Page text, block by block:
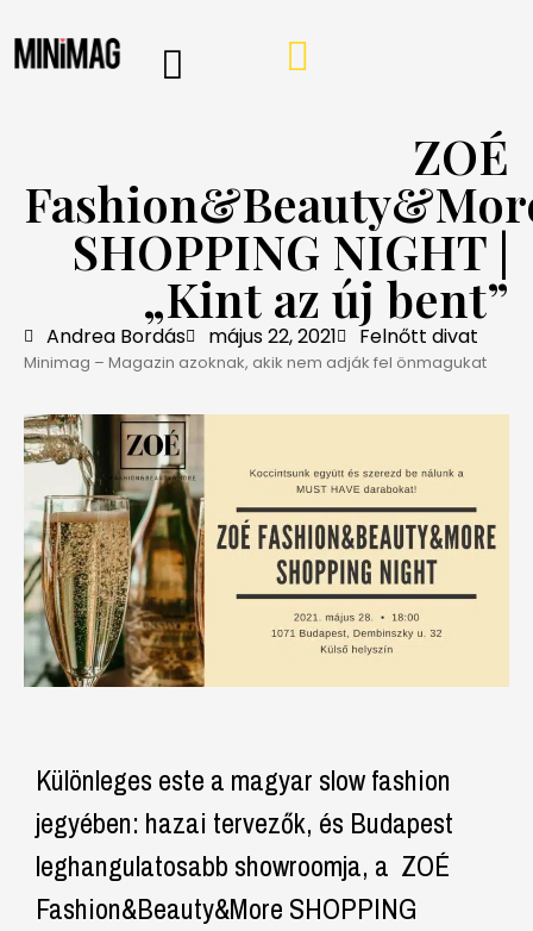
ZOÉ
SHOPPING NIGHT |
„Kint az új bent”
Andrea Bordás május 22, 2021 Felnőtt divat
Minimag – Magazin azoknak, akik nem adják fel önmagukat
Különleges este a magyar slow fashion
jegyében: hazai tervezők, és Budapest
leghangulatosabb showroomja, a ZOÉ
Fashion&Beauty&More SHOPPING